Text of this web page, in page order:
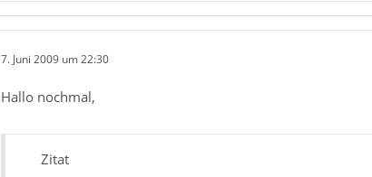
7. Juni 2009 um 22:30
Hallo nochmal,
Zitat